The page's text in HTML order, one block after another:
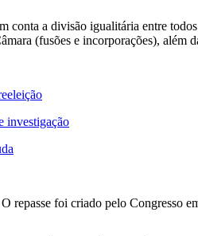
conta a divisão igualitária entre
(fusões e incorporações), além
investigação
repasse foi criado pelo Congresso